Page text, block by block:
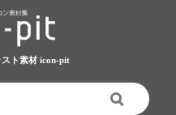
ト素材 icon-pit